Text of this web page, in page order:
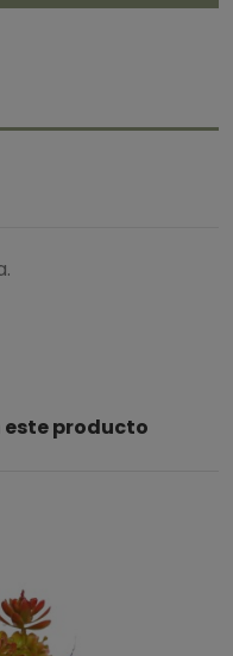
de este sitio
este producto